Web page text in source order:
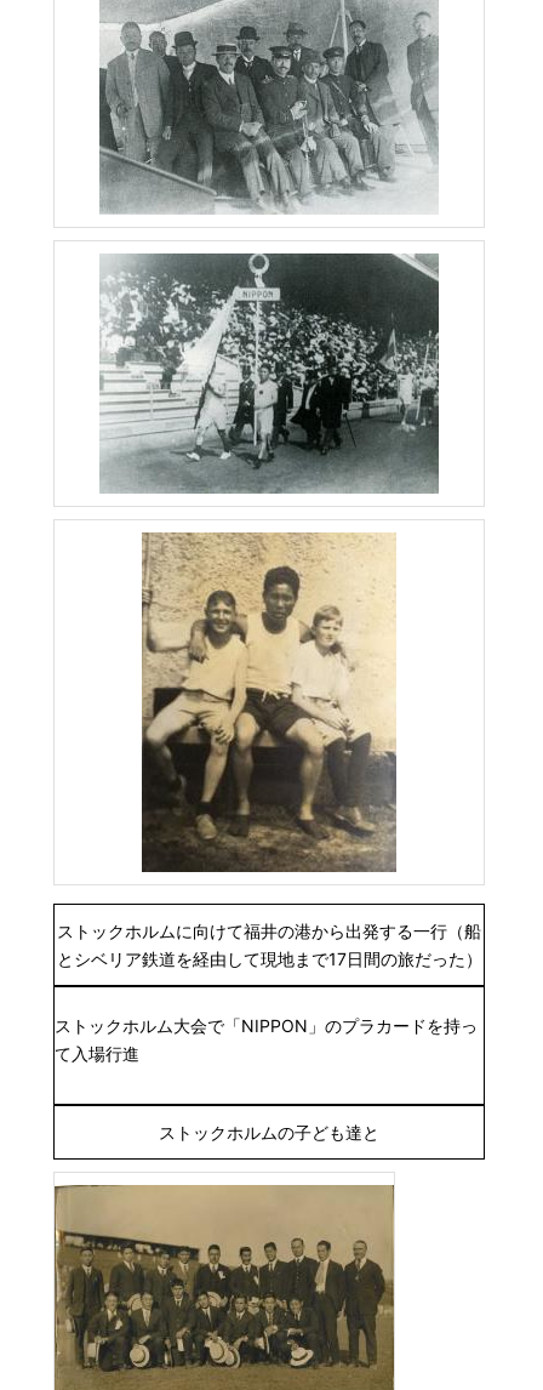
ストックホルムに向けて福井の港から出発する一行（船
とシベリア鉄道を経由して現地まで17日間の旅だった）
ストックホルム大会で「NIPPON」のプラカードを持っ
て入場行進
ストックホルムの子ども達と